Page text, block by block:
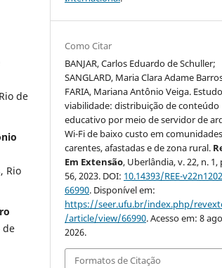
de
Rio
de
Como Citar
BANJAR, Carlos Eduardo de Schuller;
SANGLARD, Maria Clara Adame
FARIA, Mariana Antônio Veiga.
viabilidade: distribuição de conteúdo
educativo por meio de servidor de
Wi-Fi de baixo custo em comunidades
carentes, afastadas e de zona rural.
Em Extensão, Uberlândia, v. 22, n. 1,
56, 2023. DOI: 10.14393/REE-
66990. Disponível em:
https://seer.ufu.br/index.php/
/article/view/66990. Acesso em: 8
2026.
Formatos de Citação